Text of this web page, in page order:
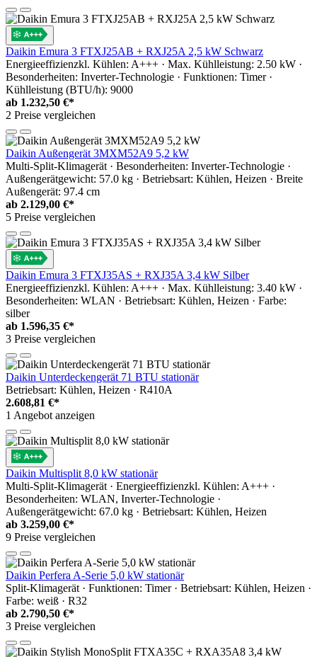
Daikin Emura 3 FTXJ25AB + RXJ25A 2,5 kW Schwarz
Energieeffizienzkl. Kühlen: A+++ · Max. Kühlleistung: 2.50 kW ·
Besonderheiten: Inverter-Technologie · Funktionen: Timer ·
Kühlleistung (BTU/h): 9000
ab 1.232,50 €*
2 Preise vergleichen
Daikin Außengerät 3MXM52A9 5,2 kW
Multi-Split-Klimagerät · Besonderheiten: Inverter-Technologie ·
Außengerätgewicht: 57.0 kg · Betriebsart: Kühlen, Heizen · Breite
Außengerät: 97.4 cm
ab 2.129,00 €*
5 Preise vergleichen
Daikin Emura 3 FTXJ35AS + RXJ35A 3,4 kW Silber
Energieeffizienzkl. Kühlen: A+++ · Max. Kühlleistung: 3.40 kW ·
Besonderheiten: WLAN · Betriebsart: Kühlen, Heizen · Farbe:
silber
ab 1.596,35 €*
3 Preise vergleichen
Daikin Unterdeckengerät 71 BTU stationär
Betriebsart: Kühlen, Heizen · R410A
2.608,81 €*
1 Angebot anzeigen
Daikin Multisplit 8,0 kW stationär
Multi-Split-Klimagerät · Energieeffizienzkl. Kühlen: A+++ ·
Besonderheiten: WLAN, Inverter-Technologie ·
Außengerätgewicht: 67.0 kg · Betriebsart: Kühlen, Heizen
ab 3.259,00 €*
9 Preise vergleichen
Daikin Perfera A-Serie 5,0 kW stationär
Split-Klimagerät · Funktionen: Timer · Betriebsart: Kühlen, Heizen ·
Farbe: weiß · R32
ab 2.790,50 €*
3 Preise vergleichen